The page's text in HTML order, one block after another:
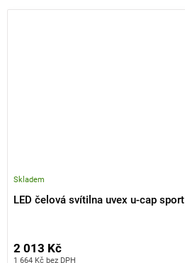
LED čelová svítilna uvex u-cap sport
Skladem
1 664 Kč bez DPH
2 013 Kč